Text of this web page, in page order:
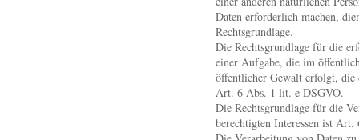
Daten erforderlich machen,
Rechtsgrundlage.
Die Rechtsgrundlage für die
einer Aufgabe, die im
öffentlicher Gewalt erfolgt, die
Art. 6 Abs. 1 lit. e DSGVO.
Die Rechtsgrundlage für die
berechtigten Interessen ist